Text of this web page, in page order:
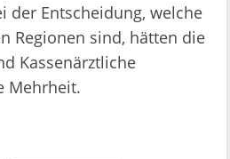
der Entscheidung, welche
Regionen sind, hätten die
Kassenärztliche
Mehrheit.